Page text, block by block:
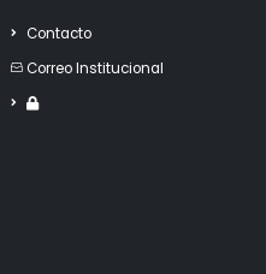
Contacto
Correo Institucional